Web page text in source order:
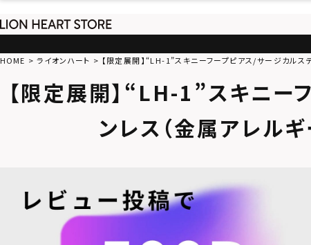
HOME ライオンハート 【限定展開】“LH-1”スキニーフープピアス/サージカルス
【限定展開】“LH-1”スキニー
ンレス（金属アレル